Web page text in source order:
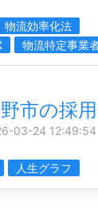
物流効率化法
物流特定事業
市の採
03-24 12:49:54
人生グラフ